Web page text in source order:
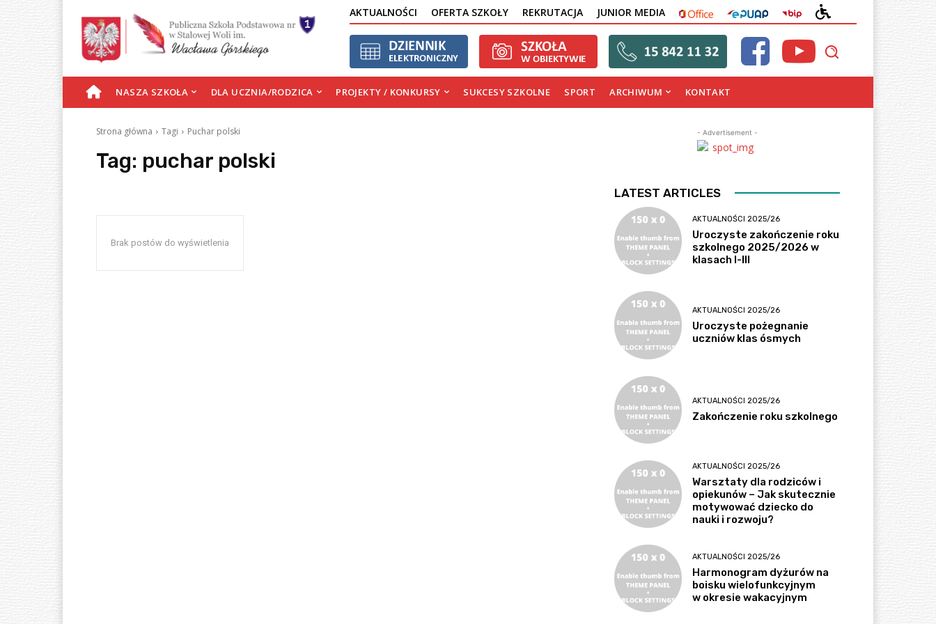
AKTUALNOŚCI OFERTA SZKOŁY REKRUTACJA JUNIOR MEDIA OFFICE EPUAP BIP
DOSTĘPNOŚCI
S
R
NASZA SZKOŁA DLA UCZNIA/RODZICA PROJEKTY / KONKURSY SUKCESY SZKOLNE SPORT ARCHIWUM KONTAKT
Strona główna Tagi Puchar polski
Tag: puchar polski
Brak postów do wyświetlenia
- Advertisement -
LATEST ARTICLES
AKTUALNOŚCI 2025/26
Uroczyste zakończenie roku
szkolnego 2025/2026 w
klasach I-III
AKTUALNOŚCI 2025/26
Uroczyste pożegnanie
uczniów klas ósmych
AKTUALNOŚCI 2025/26
Zakończenie roku szkolnego
AKTUALNOŚCI 2025/26
Warsztaty dla rodziców i
opiekunów – Jak skutecznie
motywować dziecko do
nauki i rozwoju?
AKTUALNOŚCI 2025/26
Harmonogram dyżurów na
boisku wielofunkcyjnym
w okresie wakacyjnym